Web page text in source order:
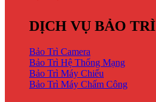
DỊCH VỤ BẢO TRÌ
Bảo Trì Camera
Bảo Trì Hệ Thống Mạng
Bảo Trì Máy Chiếu
Bảo Trì Máy Chấm Công